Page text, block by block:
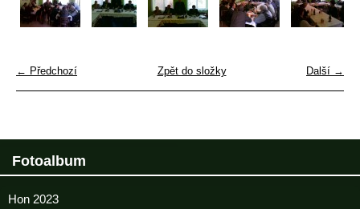
← Předchozí Další →
Zpět do složky
Fotoalbum
Hon 2023